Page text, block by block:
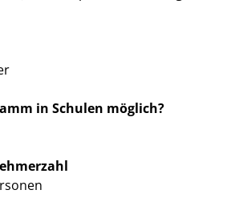
in Schulen möglich?